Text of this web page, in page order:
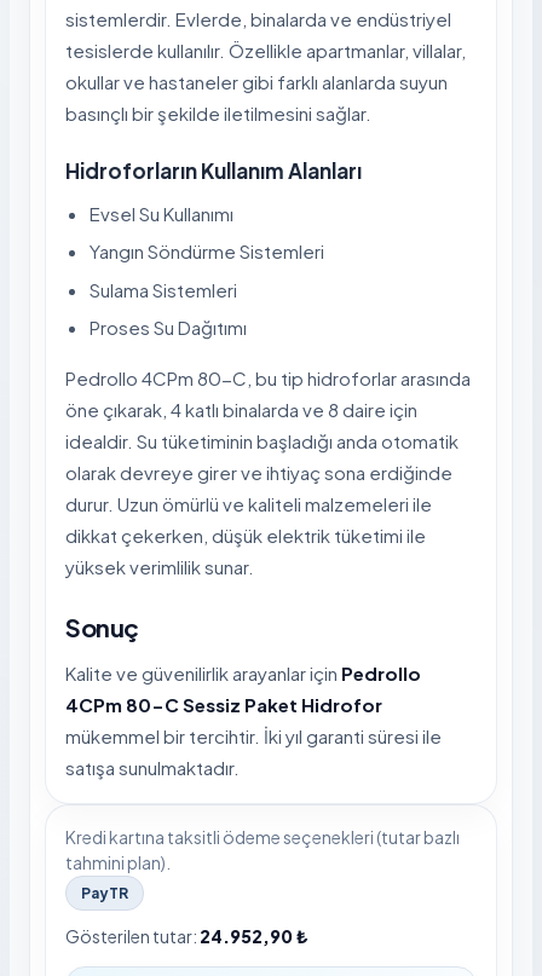
sistemlerdir. Evlerde, binalarda ve endüstriyel
tesislerde kullanılır. Özellikle apartmanlar, villalar,
okullar ve hastaneler gibi farklı alanlarda suyun
basınçlı bir şekilde iletilmesini sağlar.
Hidroforların Kullanım Alanları
Evsel Su Kullanımı
Yangın Söndürme Sistemleri
Sulama Sistemleri
Proses Su Dağıtımı
Pedrollo 4CPm 80-C, bu tip hidroforlar arasında
öne çıkarak, 4 katlı binalarda ve 8 daire için
idealdir. Su tüketiminin başladığı anda otomatik
olarak devreye girer ve ihtiyaç sona erdiğinde
durur. Uzun ömürlü ve kaliteli malzemeleri ile
dikkat çekerken, düşük elektrik tüketimi ile
yüksek verimlilik sunar.
Sonuç
Kalite ve güvenilirlik arayanlar için Pedrollo
4CPm 80-C Sessiz Paket Hidrofor
mükemmel bir tercihtir. İki yıl garanti süresi ile
satışa sunulmaktadır.
Kredi kartına taksitli ödeme seçenekleri (tutar bazlı
tahmini plan).
PayTR
Gösterilen tutar: 24.952,90 ₺